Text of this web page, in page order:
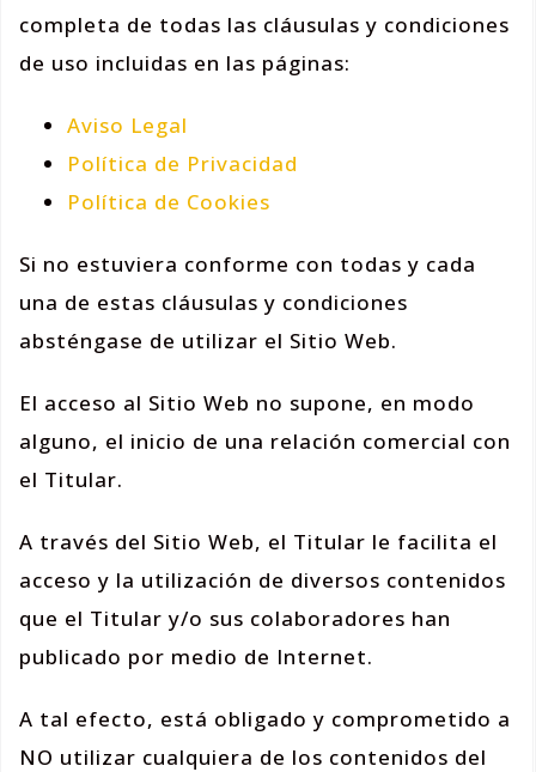
completa de todas las cláusulas y condiciones
de uso incluidas en las páginas:
Aviso Legal
Política de Privacidad
Política de Cookies
Si no estuviera conforme con todas y cada
una de estas cláusulas y condiciones
absténgase de utilizar el Sitio Web.
El acceso al Sitio Web no supone, en modo
alguno, el inicio de una relación comercial con
el Titular.
A través del Sitio Web, el Titular le facilita el
acceso y la utilización de diversos contenidos
que el Titular y/o sus colaboradores han
publicado por medio de Internet.
A tal efecto, está obligado y comprometido a
NO utilizar cualquiera de los contenidos del